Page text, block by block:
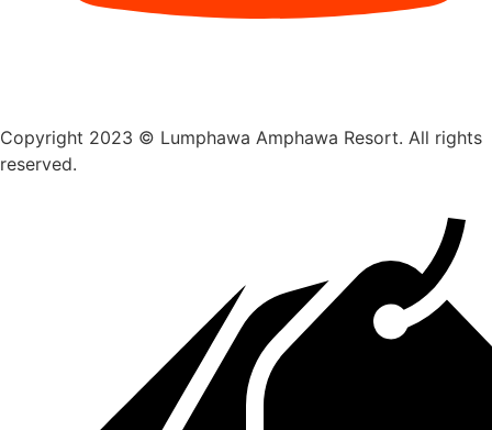
Copyright 2023 © Lumphawa Amphawa Resort. All rights
reserved.